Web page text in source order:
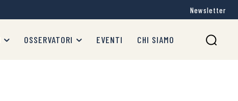
Newsletter
OSSERVATORI EVENTI CHI SIAMO